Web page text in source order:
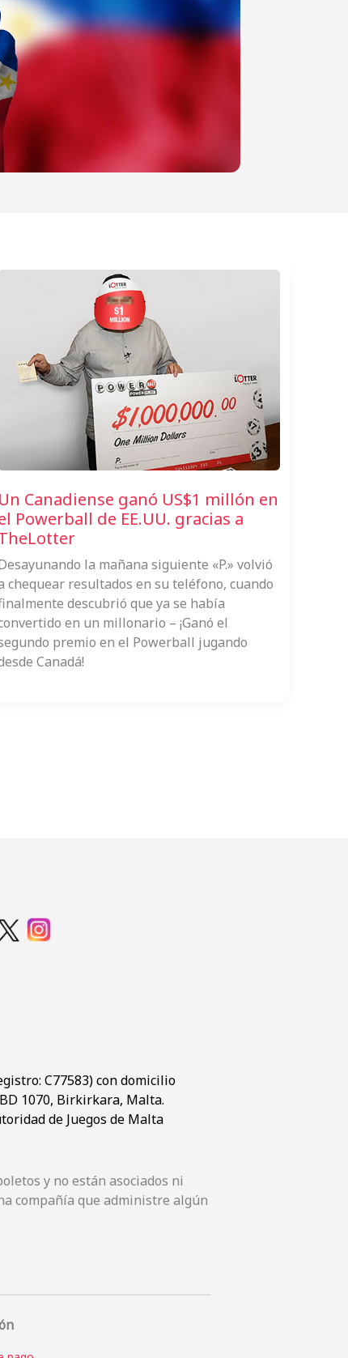
Un Canadiense ganó US$1 millón en
Powerball de EE.UU. gracias a
la mañana siguiente «P.» volvió
chequear resultados en su teléfono, cuando
descubrió que ya se había
en un millonario – ¡Ganó el
premio en el Powerball jugando
Canadá!
C77583) con domicilio
1070, Birkirkara, Malta.
de Juegos de Malta
y no están asociados ni
compañía que administre algún